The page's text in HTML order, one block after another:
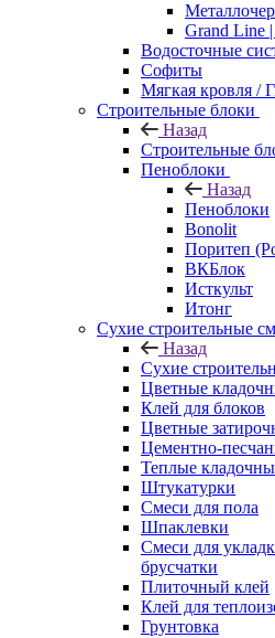
Grand Line
Водосточные
Софиты
Мягкая кровля /
Строительные блоки
Назад
Строительные
Пеноблоки
Назад
Пеноблоки
Bonolit
Поритеп
ВКБлок
Исткульт
Итонг
Сухие строительные
Назад
Сухие
Цветные
Клей для блоков
Цветные
Цементно-
Теплые
Штукатурки
Смеси для пола
Шпаклевки
Смеси для
брусчатки
Плиточный клей
Клей для
Грунтовка